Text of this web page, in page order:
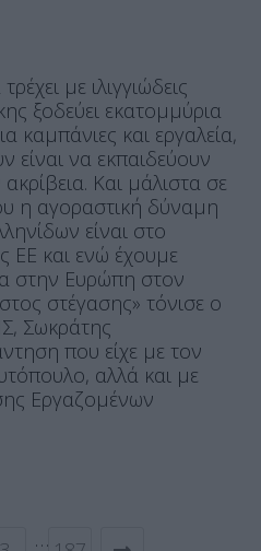
με ιλιγγιώδεις
ξοδεύει εκατομμύρια
καμπάνιες και εργαλεία,
να εκπαιδεύουν
Και μάλιστα σε
η αγοραστική δύναμη
είναι στο
ΕΕ και ενώ έχουμε
στην Ευρώπη στον
στέγασης» τόνισε ο
Σωκράτης
που είχε με τον
αλλά και με
Εργαζομένων
…